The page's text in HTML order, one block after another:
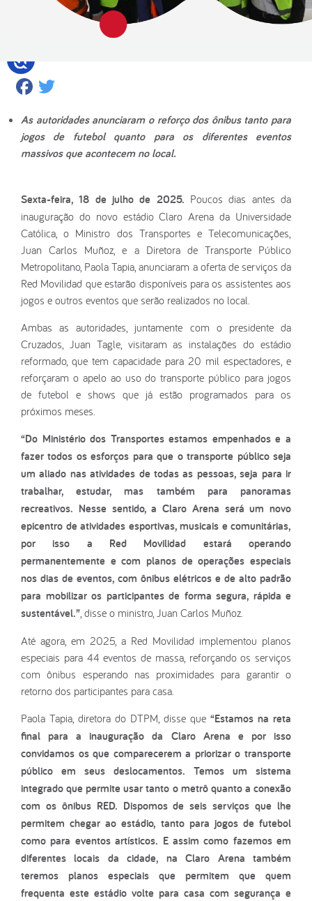
Facebook
As autoridades anunciaram o reforço dos ônibus tanto para
jogos de futebol quanto para os diferentes eventos
massivos que acontecem no local.
Sexta-feira, 18 de julho de 2025. Poucos dias antes da
inauguração do novo estádio Claro Arena da Universidade
Católica, o Ministro dos Transportes e Telecomunicações,
Juan Carlos Muñoz, e a Diretora de Transporte Público
Metropolitano, Paola Tapia, anunciaram a oferta de serviços da
Red Movilidad que estarão disponíveis para os assistentes aos
jogos e outros eventos que serão realizados no local.
Ambas as autoridades, juntamente com o presidente da
Cruzados, Juan Tagle, visitaram as instalações do estádio
reformado, que tem capacidade para 20 mil espectadores, e
reforçaram o apelo ao uso do transporte público para jogos
de futebol e shows que já estão programados para os
próximos meses.
“Do Ministério dos Transportes estamos empenhados e a
fazer todos os esforços para que o transporte público seja
um aliado nas atividades de todas as pessoas, seja para ir
trabalhar, estudar, mas também para panoramas
recreativos. Nesse sentido, a Claro Arena será um novo
epicentro de atividades esportivas, musicais e comunitárias,
por isso a Red Movilidad estará operando
permanentemente e com planos de operações especiais
nos dias de eventos, com ônibus elétricos e de alto padrão
para mobilizar os participantes de forma segura, rápida e
sustentável.” , disse o ministro, Juan Carlos Muñoz.
Até agora, em 2025, a Red Movilidad implementou planos
especiais para 44 eventos de massa, reforçando os serviços
com ônibus esperando nas proximidades para garantir o
retorno dos participantes para casa.
Paola Tapia, diretora do DTPM, disse que “Estamos na reta
final para a inauguração da Claro Arena e por isso
convidamos os que comparecerem a priorizar o transporte
público em seus deslocamentos. Temos um sistema
integrado que permite usar tanto o metrô quanto a conexão
com os ônibus RED. Dispomos de seis serviços que lhe
permitem chegar ao estádio, tanto para jogos de futebol
como para eventos artísticos. E assim como fazemos em
diferentes locais da cidade, na Claro Arena também
teremos planos especiais que permitem que quem
frequenta este estádio volte para casa com segurança e